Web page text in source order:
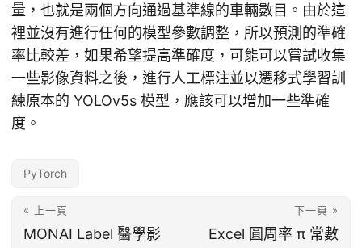
量，也就是兩個方向通過基準線的車輛數目。由於這
裡並沒有進行任何的模型參數調整，所以預測的準確
率比較差，如果希望提高準確度，可能可以嘗試收集
一些影像資料之後，進行人工標注並以遷移式學習訓
練原本的 YOLOv5s 模型，應該可以增加一些準確
度。
PyTorch
« 上一頁
MONAI Label 醫學影
下一頁 »
Excel 圓周率 π 常數